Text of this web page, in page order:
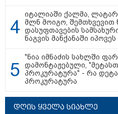
4
იტალიაში ქალმა,
მლნ მოიგო, შემთხვევით
დასუფთავების
ნაგვის მანქანაში იპოვეს
"ნია იმნაძის სახლში
დამონტაჟებული,
პროკურატურა" - რა
პროკურატურა
დღის ყველა სიახლე